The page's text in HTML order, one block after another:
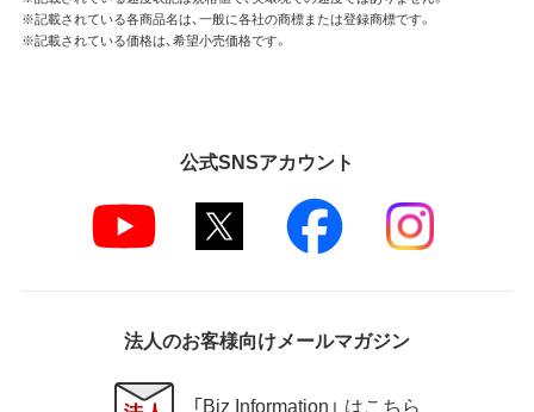
※記載されている各商品名は、一般に各社の商標または登録商標です。
※記載されている価格は、希望小売価格です。
公式SNSアカウント
法人のお客様向けメールマガジン
「Biz Information」 はこちら